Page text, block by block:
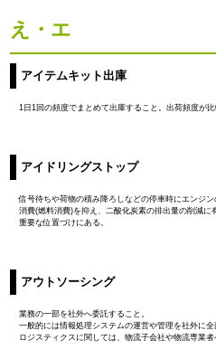
え・エ
アイテムキット出庫
1日1回の頻度でまとめて出庫すること。出荷頻度が比
アイドリングストップ
信号待ちや荷物の積み降ろしなどの停車時にエンジ
消費(燃料消費)を抑え、二酸化炭素の排出量の削減
重要な位置づけにある。
アウトソーシング
業務の一部を社外へ委託すること。
一般的には情報処理システムの運営や管理を社外に全
ロジスティクスに関しては、物流子会社や物流専業